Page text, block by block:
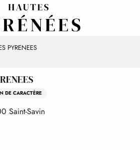
PYRENEES
DE CARACTÈRE
Saint-Savin
favoris